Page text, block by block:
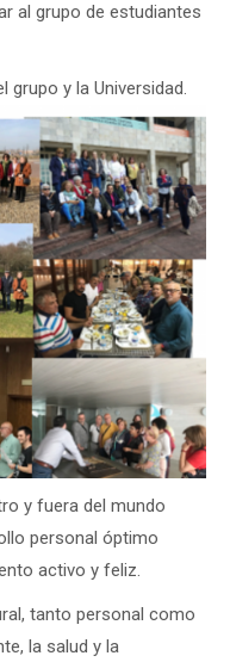
al grupo de estudiantes
y la Universidad.
y fuera del mundo
personal óptimo
activo y feliz.
tanto personal como
la salud y la